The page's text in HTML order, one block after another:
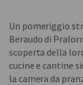
Un pomeriggio
Beraudo di
scoperta della
cucine e cantine
la camera da